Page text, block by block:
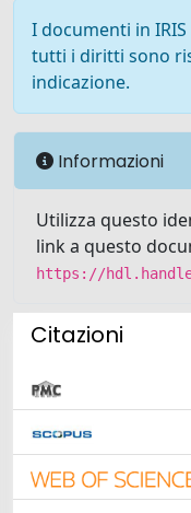
I documenti in
tutti i diritti sono
indicazione.
Informazioni
Utilizza questo
link a questo
https://
Citazioni